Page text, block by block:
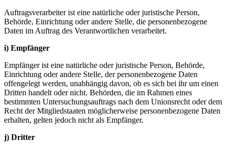
Auftragsverarbeiter ist eine natürliche oder juristische Person,
Behörde, Einrichtung oder andere Stelle, die personenbezogene
Daten im Auftrag des Verantwortlichen verarbeitet.
i) Empfänger
Empfänger ist eine natürliche oder juristische Person, Behörde,
Einrichtung oder andere Stelle, der personenbezogene Daten
offengelegt werden, unabhängig davon, ob es sich bei ihr um einen
Dritten handelt oder nicht. Behörden, die im Rahmen eines
bestimmten Untersuchungsauftrags nach dem Unionsrecht oder dem
Recht der Mitgliedstaaten möglicherweise personenbezogene Daten
erhalten, gelten jedoch nicht als Empfänger.
j) Dritter